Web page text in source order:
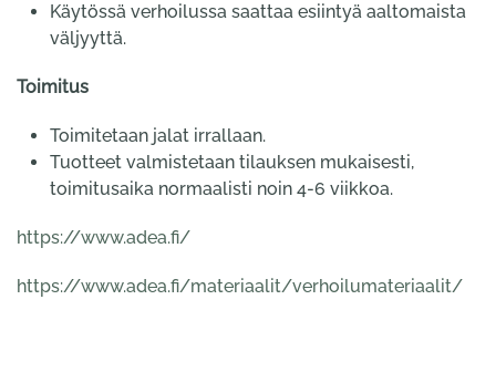
Käytössä verhoilussa saattaa esiintyä aaltomaista
väljyyttä.
Toimitus
Toimitetaan jalat irrallaan.
Tuotteet valmistetaan tilauksen mukaisesti,
toimitusaika normaalisti noin 4-6 viikkoa.
https://www.adea.fi/
https://www.adea.fi/materiaalit/verhoilumateriaalit/